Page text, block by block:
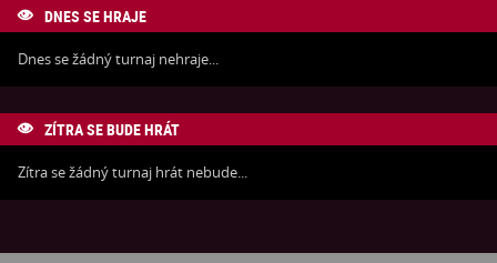
 DNES SE HRAJE
Dnes se žádný turnaj nehraje...
 ZÍTRA SE BUDE HRÁT
Zítra se žádný turnaj hrát nebude...